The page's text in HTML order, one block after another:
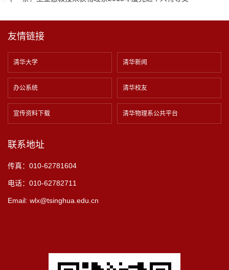
友情链接
清华大学 清华新闻
办公系统 清华校友
宣传资料下载 清华物理系公共平台
联系地址
传真：010-62781604
电话：010-62782711
Email: wlx@tsinghua.edu.cn